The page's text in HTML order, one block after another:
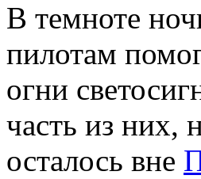
В темноте
пилотам
огни
часть из них,
осталось вне